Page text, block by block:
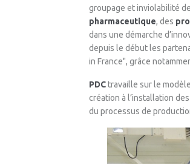
groupage et inviolabilité
pharmaceutique, des
dans une démarche
depuis le début les
in France", grâce
PDCtravaille sur le
création à l’installation
du processus de